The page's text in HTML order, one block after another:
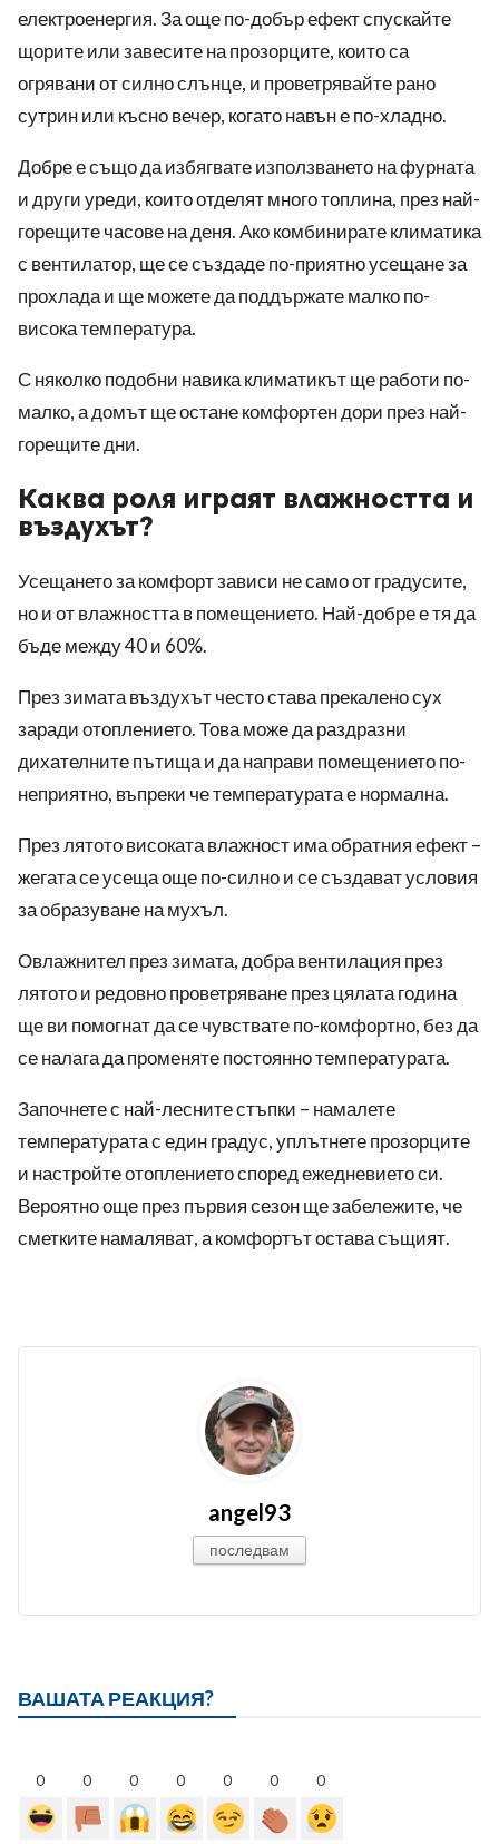
електроенергия. За още по-добър ефект спускайте
щорите или завесите на прозорците, които са
огрявани от силно слънце, и проветрявайте рано
сутрин или късно вечер, когато навън е по-хладно.
Добре е също да избягвате използването на фурната
и други уреди, които отделят много топлина, през най-
горещите часове на деня. Ако комбинирате климатика
с вентилатор, ще се създаде по-приятно усещане за
прохлада и ще можете да поддържате малко по-
висока температура.
С няколко подобни навика климатикът ще работи по-
малко, а домът ще остане комфортен дори през най-
горещите дни.
Каква роля играят влажността и
въздухът?
Усещането за комфорт зависи не само от градусите,
но и от влажността в помещението. Най-добре е тя да
бъде между 40 и 60%.
През зимата въздухът често става прекалено сух
заради отоплението. Това може да раздразни
дихателните пътища и да направи помещението по-
неприятно, въпреки че температурата е нормална.
През лятото високата влажност има обратния ефект –
жегата се усеща още по-силно и се създават условия
за образуване на мухъл.
Овлажнител през зимата, добра вентилация през
лятото и редовно проветряване през цялата година
ще ви помогнат да се чувствате по-комфортно, без да
се налага да променяте постоянно температурата.
Започнете с най-лесните стъпки – намалете
температурата с един градус, уплътнете прозорците
и настройте отоплението според ежедневието си.
Вероятно още през първия сезон ще забележите, че
сметките намаляват, а комфортът остава същият.
angel93
последвам
ВАШАТА РЕАКЦИЯ?
0 0 0 0 0 0 0